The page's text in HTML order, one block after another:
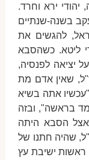
יהודי ירא וחרד.
בשנה-שנתיים
להגשים את
ליטא. כשהסבא
יציאה לפנסיה,
שאין אדם מת
אתה בשיא
בראשה", ובזה
אצל הסבא היתה
שהיה חתנו של
ראשות ישיבת עץ